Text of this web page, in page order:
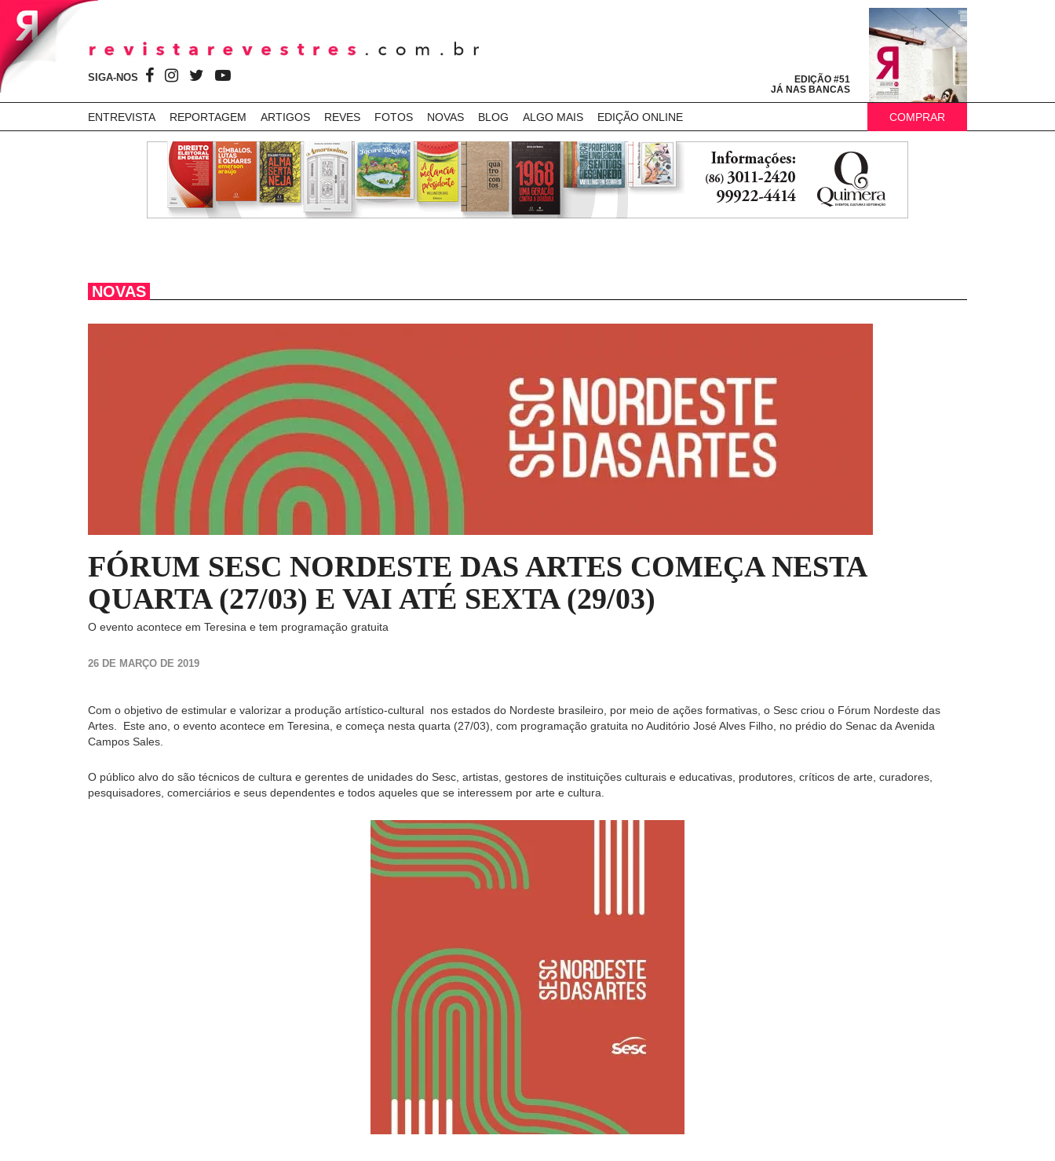
SIGA-NOS
EDIÇÃO #51
JÁ NAS BANCAS
ENTREVISTA REPORTAGEM ARTIGOS REVES FOTOS NOVAS BLOG ALGO MAIS EDIÇÃO ONLINE COMPRAR
NOVAS
FÓRUM SESC NORDESTE DAS ARTES COMEÇA NESTA
QUARTA (27/03) E VAI ATÉ SEXTA (29/03)
O evento acontece em Teresina e tem programação gratuita
26 DE MARÇO DE 2019
Com o objetivo de estimular e valorizar a produção artístico-cultural nos estados do Nordeste brasileiro, por meio de ações formativas, o Sesc criou o Fórum Nordeste das
Artes. Este ano, o evento acontece em Teresina, e começa nesta quarta (27/03), com programação gratuita no Auditório José Alves Filho, no prédio do Senac da Avenida
Campos Sales.
O público alvo do são técnicos de cultura e gerentes de unidades do Sesc, artistas, gestores de instituições culturais e educativas, produtores, críticos de arte, curadores,
pesquisadores, comerciários e seus dependentes e todos aqueles que se interessem por arte e cultura.